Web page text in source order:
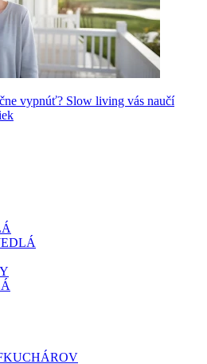
vypnúť? Slow living vás naučí